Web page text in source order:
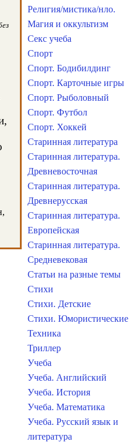
Религия/мистика/нло.
Магия и оккультизм
Секс учеба
Спорт
Спорт. Бодибилдинг
Спорт. Карточные игры
Спорт. Рыболовный
Спорт. Футбол
Спорт. Хоккей
Старинная литература
Старинная литература.
Древневосточная
Старинная литература.
Древнерусская
Старинная литература.
Европейская
Старинная литература.
Средневековая
Статьи на разные темы
Стихи
Стихи. Детские
Стихи. Юмористические
Техника
Триллер
Учеба
Учеба. Английский
Учеба. История
Учеба. Математика
Учеба. Русский язык и
литература